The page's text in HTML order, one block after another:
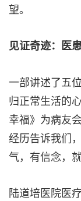
望。
见证奇迹：医
一部讲述了五
归正常生活的
幸福》为病友
经历告诉我们
气，有信念，
陆道培医院医